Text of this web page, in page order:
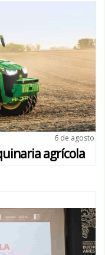
6 de agosto
agrícola